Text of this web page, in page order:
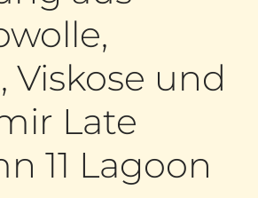
Viskose und
Late
11 Lagoon